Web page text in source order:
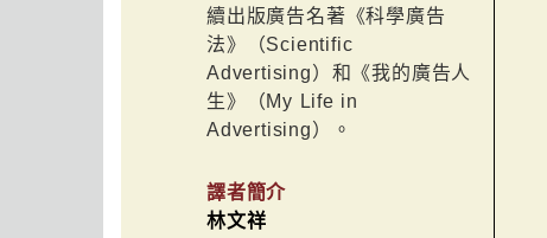
續出版廣告名著《科學廣告
法》（Scientific
Advertising）和《我的廣告人
生》（My Life in
Advertising）。
譯者簡介
林文祥